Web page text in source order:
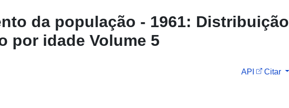
da população - 1961: Distribuição
por idade Volume 5
API Citar